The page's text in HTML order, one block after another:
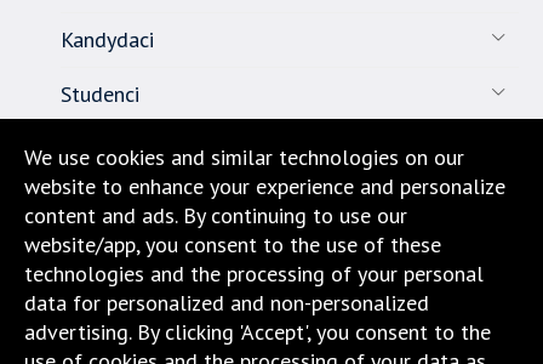
Kandydaci
Studenci
Pracownicy
Nauka
Biuro karier
Kontakt
We use cookies and similar technologies on our
website to enhance your experience and personalize
content and ads. By continuing to use our
website/app, you consent to the use of these
technologies and the processing of your personal
data for personalized and non-personalized
advertising. By clicking 'Accept', you consent to the